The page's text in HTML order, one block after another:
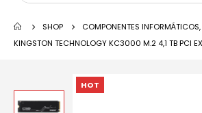
SHOP COMPONENTES INFORMÁTICOS,
KINGSTON TECHNOLOGY KC3000 M.2 4,1 TB PCI
HOT